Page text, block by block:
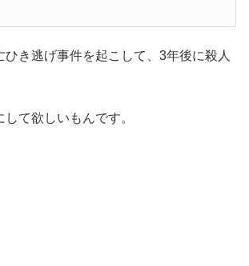
ひき逃げ事件を起こして、3年後に殺人
て欲しいもんです。